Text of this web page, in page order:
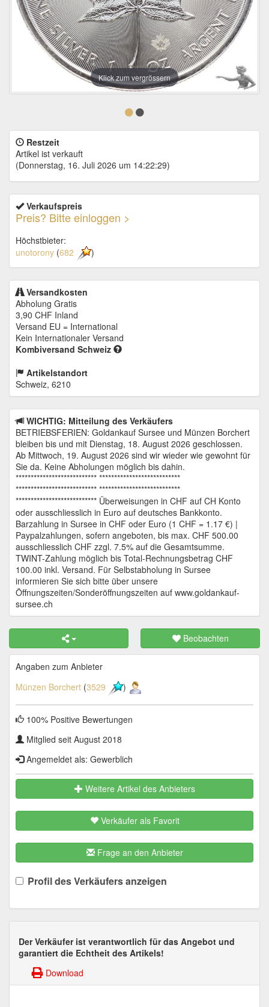
Klick zum vergrössern
Restzeit
Artikel ist verkauft
(Donnerstag, 16. Juli 2026 um 14:22:29)
Verkaufspreis
Preis? Bitte einloggen >
Höchstbieter:
unotorony (682 )
Versandkosten
Abholung Gratis
3,90 CHF Inland
Versand EU = International
Kein Internationaler Versand
Kombiversand Schweiz
Artikelstandort
Schweiz, 6210
WICHTIG: Mitteilung des Verkäufers
BETRIEBSFERIEN: Goldankauf Sursee und Münzen Borchert
bleiben bis und mit Dienstag, 18. August 2026 geschlossen.
Ab Mittwoch, 19. August 2026 sind wir wieder wie gewohnt für
Sie da. Keine Abholungen möglich bis dahin.
*************************** ***************************
*************************** ***************************
*************************** Überweisungen in CHF auf CH Konto
oder ausschliesslich in Euro auf deutsches Bankkonto.
Barzahlung in Sursee in CHF oder Euro (1 CHF = 1.17 €) |
Paypalzahlungen, sofern angeboten, bis max. CHF 500.00
ausschliesslich CHF zzgl. 7.5% auf die Gesamtsumme.
TWINT-Zahlung möglich bis Total-Rechnungsbetrag CHF
100.00 inkl. Versand. Für Selbstabholung in Sursee
informieren Sie sich bitte über unsere
Öffnungszeiten/Sonderöffnungszeiten auf www.goldankauf-
sursee.ch
Beobachten
Angaben zum Anbieter
Münzen Borchert (3529 )
100% Positive Bewertungen
Mitglied seit August 2018
Angemeldet als: Gewerblich
Weitere Artikel des Anbieters
Verkäufer als Favorit
Frage an den Anbieter
Profil des Verkäufers anzeigen
Der Verkäufer ist verantwortlich für das Angebot und
garantiert die Echtheit des Artikels!
Download